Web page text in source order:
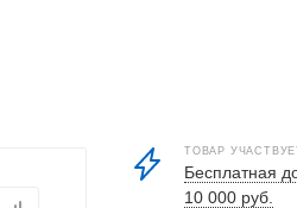
ТОВАР
Бесплатная
10 000 руб.